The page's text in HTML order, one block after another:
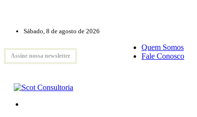
Sábado, 8 de agosto de 2026
Assine nossa newsletter
Quem Somos
Fale Conosco